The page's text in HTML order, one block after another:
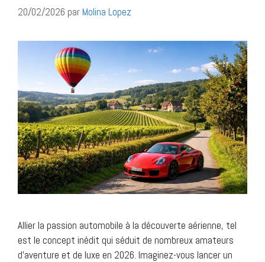
20/02/2026 par Molina Lopez
Allier la passion automobile à la découverte aérienne, tel
est le concept inédit qui séduit de nombreux amateurs
d’aventure et de luxe en 2026. Imaginez-vous lancer un